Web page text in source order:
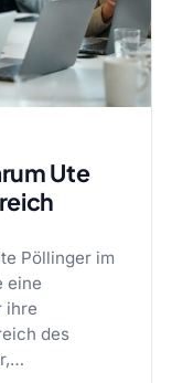
Ute
Pöllinger im
eine
ihre
des